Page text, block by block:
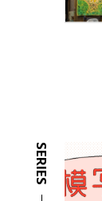
SERIES